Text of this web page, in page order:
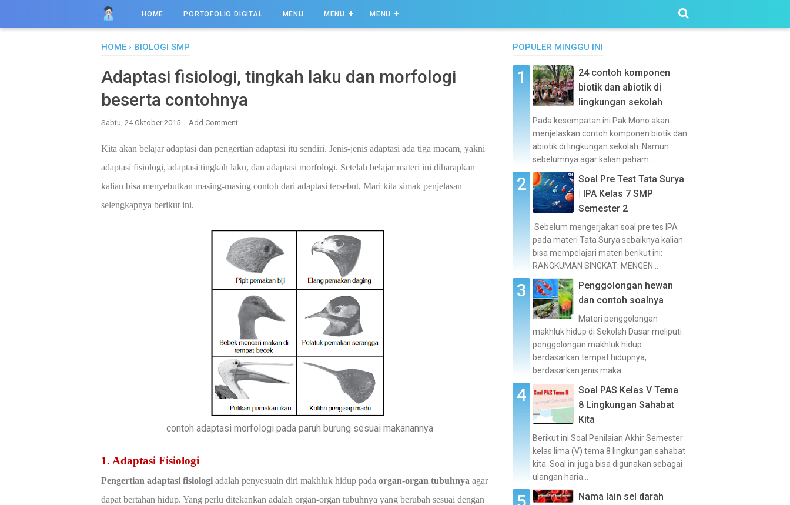
HOME PORTOFOLIO DIGITAL MENU MENU MENU
HOME › BIOLOGI SMP
Adaptasi fisiologi, tingkah laku dan morfologi
beserta contohnya
Sabtu, 24 Oktober 2015 Add Comment
Kita akan belajar adaptasi dan pengertian adaptasi itu sendiri. Jenis-jenis adaptasi ada tiga macam, yakni
adaptasi fisiologi, adaptasi tingkah laku, dan adaptasi morfologi. Setelah belajar materi ini diharapkan
kalian bisa menyebutkan masing-masing contoh dari adaptasi tersebut. Mari kita simak penjelasan
selengkapnya berikut ini.
contoh adaptasi morfologi pada paruh burung sesuai makanannya
1. Adaptasi Fisiologi
Pengertian adaptasi fisiologi adalah penyesuain diri makhluk hidup pada organ-organ tubuhnya agar
dapat bertahan hidup. Yang perlu ditekankan adalah organ-organ tubuhnya yang berubah sesuai dengan
POPULER MINGGU INI
24 contoh komponen
biotik dan abiotik di
lingkungan sekolah
Pada kesempatan ini Pak Mono akan
menjelaskan contoh komponen biotik dan
abiotik di lingkungan sekolah. Namun
sebelumnya agar kalian paham...
Soal Pre Test Tata Surya
| IPA Kelas 7 SMP
Semester 2
Sebelum mengerjakan soal pre tes IPA
pada materi Tata Surya sebaiknya kalian
bisa mempelajari materi berikut ini:
RANGKUMAN SINGKAT: MENGEN...
Penggolongan hewan
dan contoh soalnya
Materi penggolongan
makhluk hidup di Sekolah Dasar meliputi
penggolongan makhluk hidup
berdasarkan tempat hidupnya,
berdasarkan jenis maka...
Soal PAS Kelas V Tema
8 Lingkungan Sahabat
Kita
Berikut ini Soal Penilaian Akhir Semester
kelas lima (V) tema 8 lingkungan sahabat
kita. Soal ini juga bisa digunakan sebagai
ulangan haria...
Nama lain sel darah